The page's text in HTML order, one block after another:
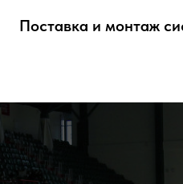
Поставка и монтаж